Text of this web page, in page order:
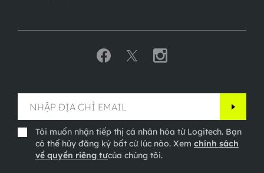
Tôi muốn nhận tiếp thị cá nhân hóa từ Logitech. Bạn
có thể hủy đăng ký bất cứ lúc nào. Xem chính sách
về quyền riêng tưcủa chúng tôi.